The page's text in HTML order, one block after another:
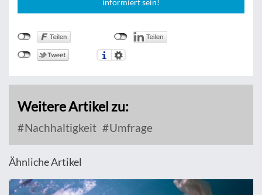
informiert sein!
Weitere Artikel zu:
Nachhaltigkeit Umfrage
Ähnliche Artikel